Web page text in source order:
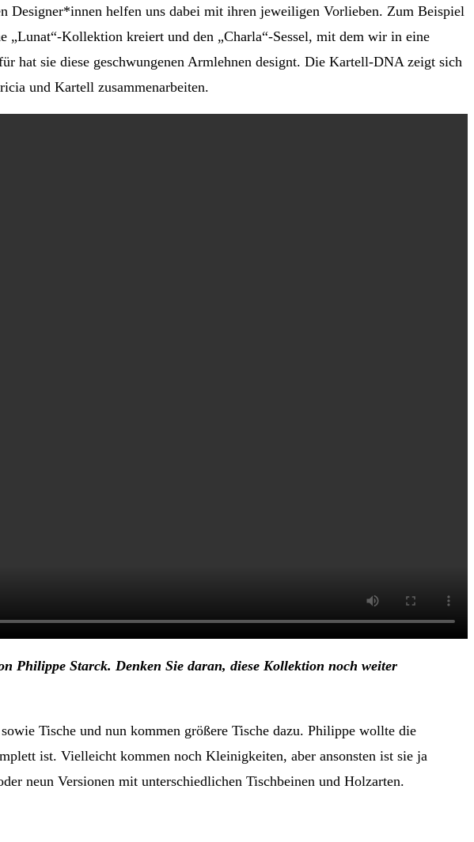
Designer*innen helfen uns dabei mit ihren jeweiligen Vorlieben. Zum Beispiel
„Lunat“-Kollektion kreiert und den „Charla“-Sessel, mit dem wir in eine
hat sie diese geschwungenen Armlehnen designt. Die Kartell-DNA zeigt sich
und Kartell zusammenarbeiten.
Philippe Starck. Denken Sie daran, diese Kollektion noch weiter
Tische und nun kommen größere Tische dazu. Philippe wollte die
ist. Vielleicht kommen noch Kleinigkeiten, aber ansonsten ist sie ja
neun Versionen mit unterschiedlichen Tischbeinen und Holzarten.